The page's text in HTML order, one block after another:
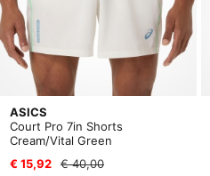
ASICS
Court Pro 7in Shorts
Cream/Vital Green
€ 15,92
€ 40,00